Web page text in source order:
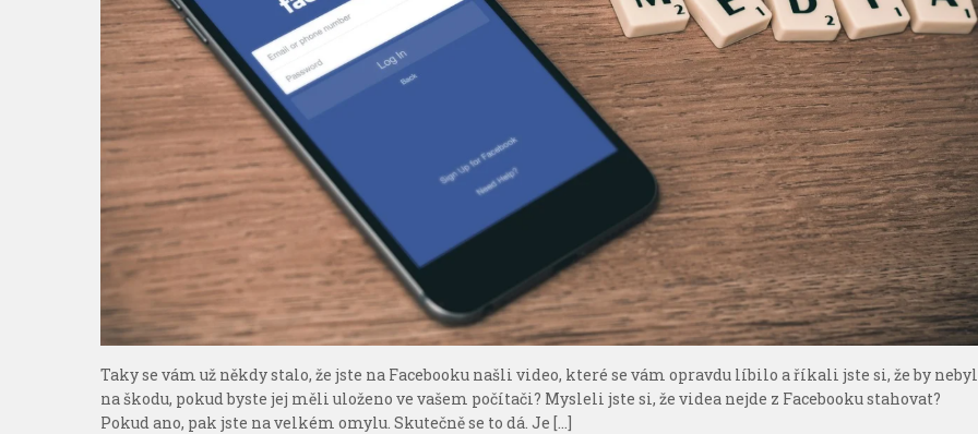
Taky se vám už někdy stalo, že jste na Facebooku našli video, které se vám opravdu líbilo a říkali jste si, že by
na škodu, pokud byste jej měli uloženo ve vašem počítači? Mysleli jste si, že videa nejde z Facebooku stahovat?
Pokud ano, pak jste na velkém omylu. Skutečně se to dá. Je […]